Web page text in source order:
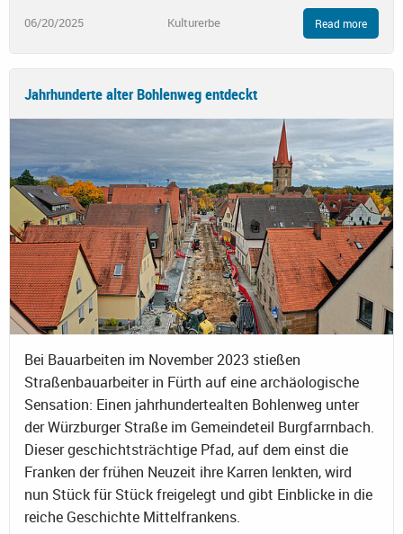
06/20/2025 Kulturerbe Read more
Jahrhunderte alter Bohlenweg entdeckt
Bei Bauarbeiten im November 2023 stießen
Straßenbauarbeiter in Fürth auf eine archäologische
Sensation: Einen jahrhundertealten Bohlenweg unter
der Würzburger Straße im Gemeindeteil Burgfarrnbach.
Dieser geschichtsträchtige Pfad, auf dem einst die
Franken der frühen Neuzeit ihre Karren lenkten, wird
nun Stück für Stück freigelegt und gibt Einblicke in die
reiche Geschichte Mittelfrankens.